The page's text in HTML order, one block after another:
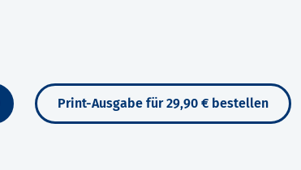
Print-Ausgabe für 29,90 € bestellen